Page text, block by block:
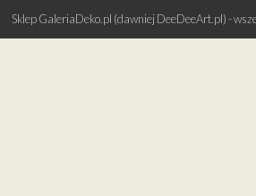
Sklep GaleriaDeko.pl (dawniej DeeDeeArt.pl) -